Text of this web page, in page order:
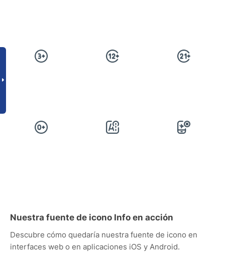
Nuestra fuente de icono Info en acción
Descubre cómo quedaría nuestra fuente de icono en
interfaces web o en aplicaciones iOS y Android.